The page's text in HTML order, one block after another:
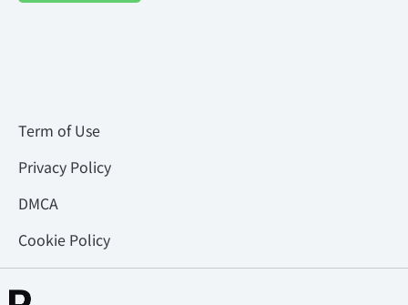
Term of Use
Privacy Policy
DMCA
Cookie Policy